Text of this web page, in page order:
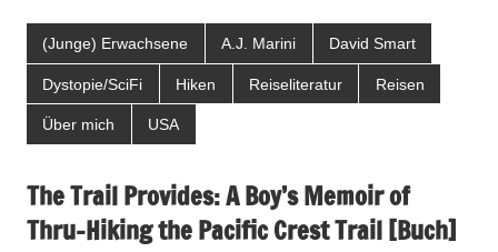
(Junge) Erwachsene A.J. Marini David Smart
Dystopie/SciFi Hiken Reiseliteratur Reisen
Über mich USA
The Trail Provides: A Boy’s Memoir of
Thru-Hiking the Pacific Crest Trail [Buch]